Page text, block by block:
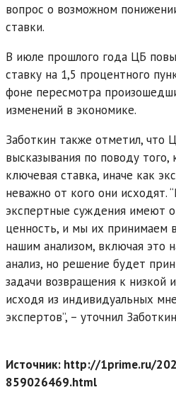
вопрос о возможном
ставки.
В июле прошлого года ЦБ
ставку на 1,5 процентного
фоне пересмотра
изменений в экономике.
Заботкин также отметил, что
высказывания по поводу
ключевая ставка, иначе как
неважно от кого они исходят.
экспертные суждения имеют
ценность, и мы их принимаем
нашим анализом, включая это
анализ, но решение будет
задачи возвращения к низкой
исходя из индивидуальных
экспертов”, – уточнил
Источник: http://1prime.ru/
859026469.html